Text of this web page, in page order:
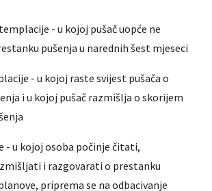
- u kojoj pušač uopće ne
pušenja u narednih šest mjeseci
- u kojoj raste svijest pušača o
i u kojoj pušač razmišlja o skorijem
- u kojoj osoba počinje čitati,
i razgovarati o prestanku
priprema se na odbacivanje